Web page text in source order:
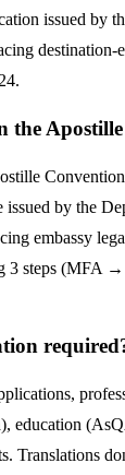
issued by
destination-
by the
embassy
3 steps (MFA
education
Translations